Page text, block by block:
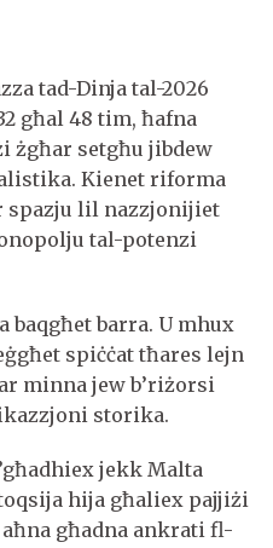
tad-Dinja tal-2026
għal 48 tim, ħafna
żgħar setgħu jibdew
Kienet riforma
spazju lil nazzjonijiet
tal-potenzi
barra. U mhux
spiċċat tħares lejn
minna jew b’riżorsi
storika.
jekk Malta
hija għaliex pajjiżi
għadna ankrati fl-